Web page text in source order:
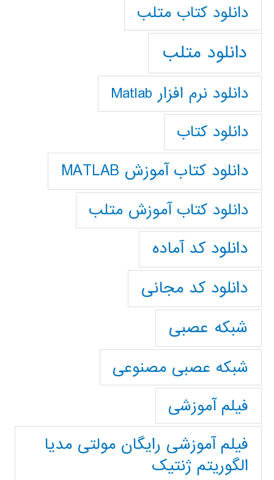
دانلود كتاب متلب
دانلود متلب
دانلود نرم افزار Matlab
دانلود کتاب
دانلود کتاب آموزش MATLAB
دانلود کتاب آموزش متلب
دانلود کد آماده
دانلود کد مجانی
شبکه عصبی
شبکه عصبی مصنوعی
فیلم آموزشی
فیلم آموزشی رایگان مولتی مدیا
الگوریتم ژنتیک